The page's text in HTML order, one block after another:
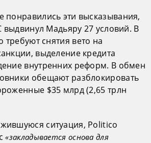
понравились эти высказывания,
выдвинул Мадьяру 27 условий. В
требуют снятия вето на
выделение кредита
внутренних реформ. В обмен
обещают разблокировать
$35 млрд (2,65 трлн
ситуация, Politico
«закладывается основа для